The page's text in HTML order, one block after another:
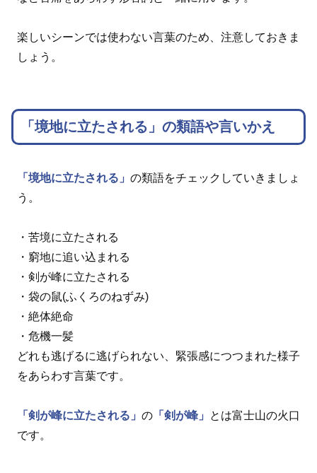
楽しいシーンでは使わない言葉のため、注意しておきま
しょう。
「境地に立たされる」の類語や言いかえ
「境地に立たされる」 の類語をチェックしていきましょ
う。
・苦境に立たされる
・窮地に追い込まれる
・剣が峰に立たされる
・袋の鼠(ふくろのねずみ)
・絶体絶命
・危機一髪
どれも逃げるに逃げられない、緊張感につつまれた様子
をあらわす言葉です。
「剣が峰に立たされる」 の 「剣が峰」
とは富士山の火口
です。